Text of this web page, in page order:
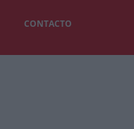
CONTACTO